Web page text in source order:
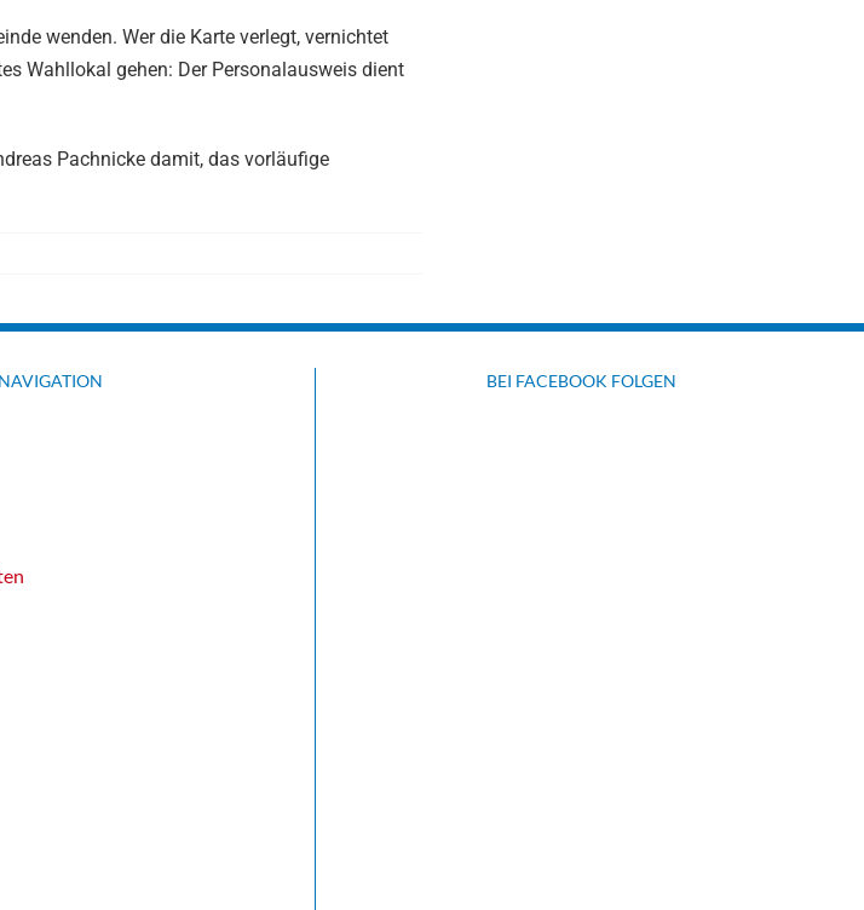
wenden. Wer die Karte verlegt, vernichtet
Wahllokal gehen: Der Personalausweis dient
Pachnicke damit, das vorläufige
NAVIGATION BEI FACEBOOK FOLGEN